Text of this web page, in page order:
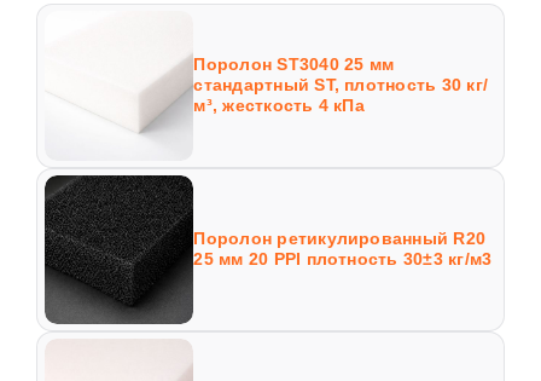
Поролон ST3040 25 мм
стандартный ST, плотность 30 кг/
м³, жесткость 4 кПа
Поролон ретикулированный R20
25 мм 20 PPI плотность 30±3 кг/м3